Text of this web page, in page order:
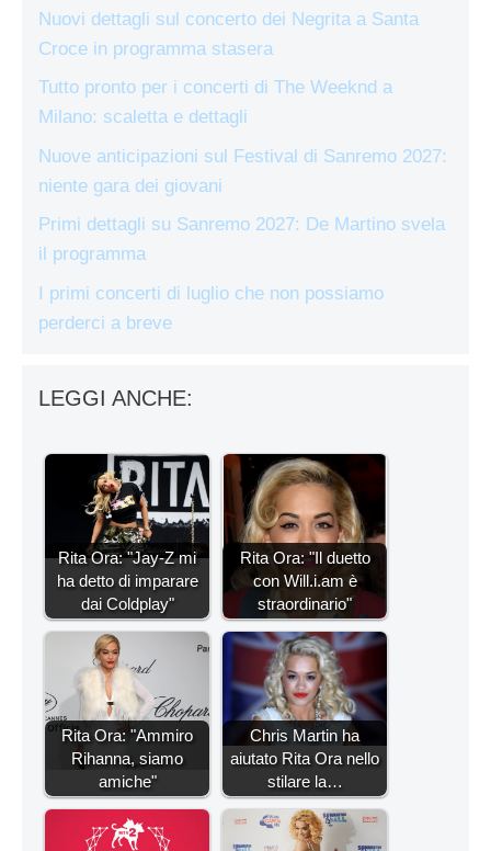
Nuovi dettagli sul concerto dei Negrita a Santa
Croce in programma stasera
Tutto pronto per i concerti di The Weeknd a
Milano: scaletta e dettagli
Nuove anticipazioni sul Festival di Sanremo 2027:
niente gara dei giovani
Primi dettagli su Sanremo 2027: De Martino svela
il programma
I primi concerti di luglio che non possiamo
perderci a breve
LEGGI ANCHE:
Rita Ora: "Jay-Z mi
ha detto di imparare
dai Coldplay"
Rita Ora: "Il duetto
con Will.i.am è
straordinario"
Rita Ora: "Ammiro
Rihanna, siamo
amiche"
Chris Martin ha
aiutato Rita Ora nello
stilare la…